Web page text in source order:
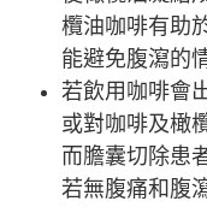
欖油咖啡有助
能避免腹瀉的
若飲用咖啡會
或對咖啡及橄
而膽囊切除患
若無腹痛和腹